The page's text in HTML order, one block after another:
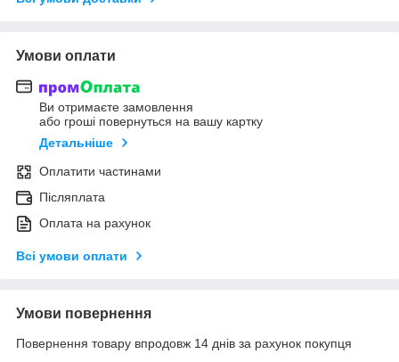
Умови оплати
Ви отримаєте замовлення
або гроші повернуться на вашу картку
Детальніше
Оплатити частинами
Післяплата
Оплата на рахунок
Всі умови оплати
Умови повернення
Повернення товару впродовж 14 днів за рахунок покупця